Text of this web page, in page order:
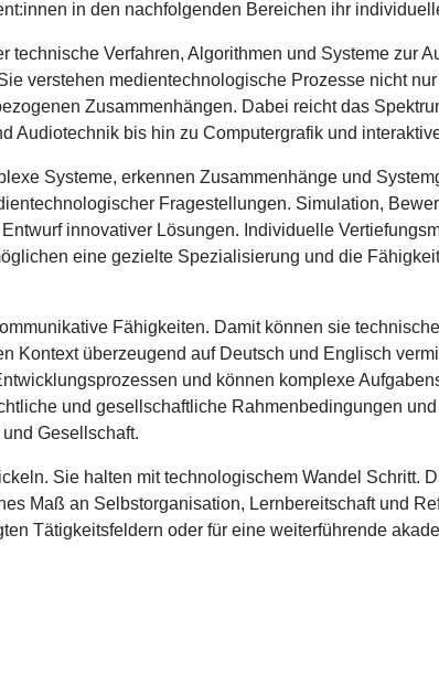
in den nachfolgenden Bereichen ihr
technische Verfahren, Algorithmen und Systeme zur
verstehen medientechnologische Prozesse nicht
Zusammenhängen. Dabei reicht das
Audiotechnik bis hin zu Computergrafik und
Systeme, erkennen Zusammenhänge und
Fragestellungen. Simulation,
innovativer Lösungen. Individuelle
eine gezielte Spezialisierung und die
Fähigkeiten. Damit können sie
Kontext überzeugend auf Deutsch und Englisch
und können komplexe
und gesellschaftliche Rahmenbedingungen
Gesellschaft.
Sie halten mit technologischem Wandel Schritt.
Maß an Selbstorganisation, Lernbereitschaft und
Tätigkeitsfeldern oder für eine weiterführende